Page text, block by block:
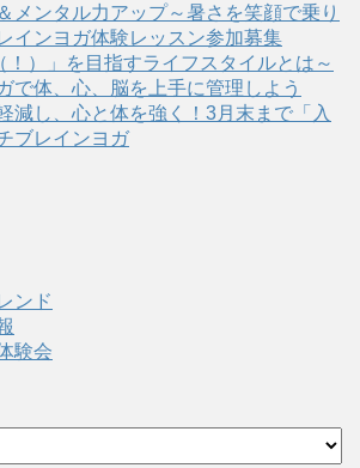
メンタル力アップ～暑さを笑顔で乗り
インヨガ体験レッスン参加募集
！）」を目指すライフスタイルとは～
で体、心、脳を上手に管理しよう
減し、心と体を強く！3月末まで「入
ブレインヨガ
ンド
験会